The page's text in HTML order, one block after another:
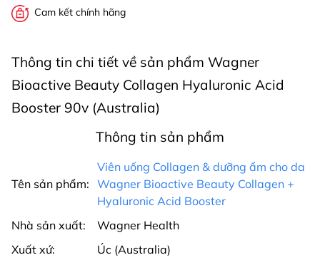
Cam kết chính hãng
Thông tin chi tiết về sản phẩm Wagner
Bioactive Beauty Collagen Hyaluronic Acid
Booster 90v (Australia)
Thông tin sản phẩm
Tên sản phẩm:
Viên uống Collagen & dưỡng ẩm cho da
Wagner Bioactive Beauty Collagen +
Hyaluronic Acid Booster
Nhà sản xuất:
Wagner Health
Xuất xứ:
Úc (Australia)